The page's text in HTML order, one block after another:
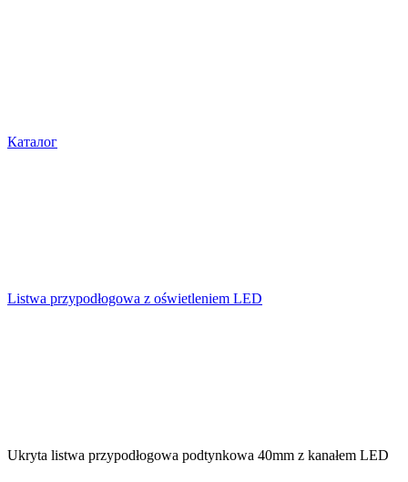
Каталог
Listwa przypodłogowa z oświetleniem LED
Ukryta listwa przypodłogowa podtynkowa 40mm z kanałem LED